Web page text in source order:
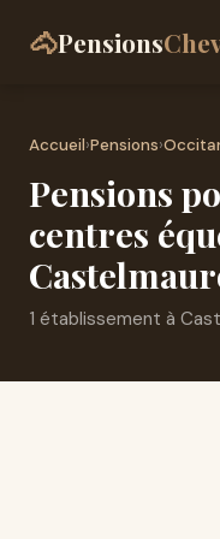
🐴Pensions
Accueil›Pensions›
Pensions
centres
1 établissement à